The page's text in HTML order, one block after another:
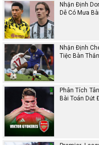
Nhận Định
Dễ Có Mưa
Nhận Định
Tiệc Bàn
Phân Tích
Bài Toán Dứt